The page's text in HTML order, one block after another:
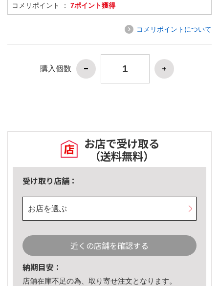
コメリポイント ： 7ポイント獲得
コメリポイントについて
購入個数
お店で受け取る
（送料無料）
受け取り店舗：
お店を選ぶ
近くの店舗を確認する
納期目安：
店舗在庫不足の為、取り寄せ注文となります。